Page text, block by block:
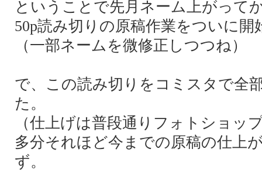
ということで先月ネーム上がって
50p読み切りの原稿作業をついに開
（一部ネームを微修正しつつね）
で、この読み切りをコミスタで全
た。
（仕上げは普段通りフォトショッ
多分それほど今までの原稿の仕
ず。